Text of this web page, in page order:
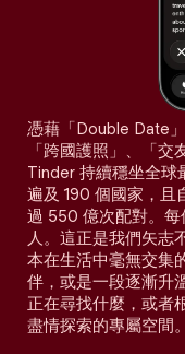
憑藉「Double Date
「跨國護照」、「交
Tinder 持續穩坐全球
遍及 190 個國家，且
過 550 億次配對。
人。這正是我們矢志
本在生活中毫無交集
伴，或是一段逐漸升
正在尋找什麼，或者
盡情探索的專屬空間。